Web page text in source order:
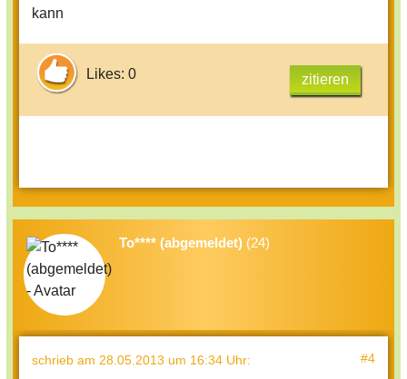
kann
Likes: 0 zitieren
To**** (abgemeldet) (24)
schrieb am 28.05.2013 um 16:34 Uhr: #4